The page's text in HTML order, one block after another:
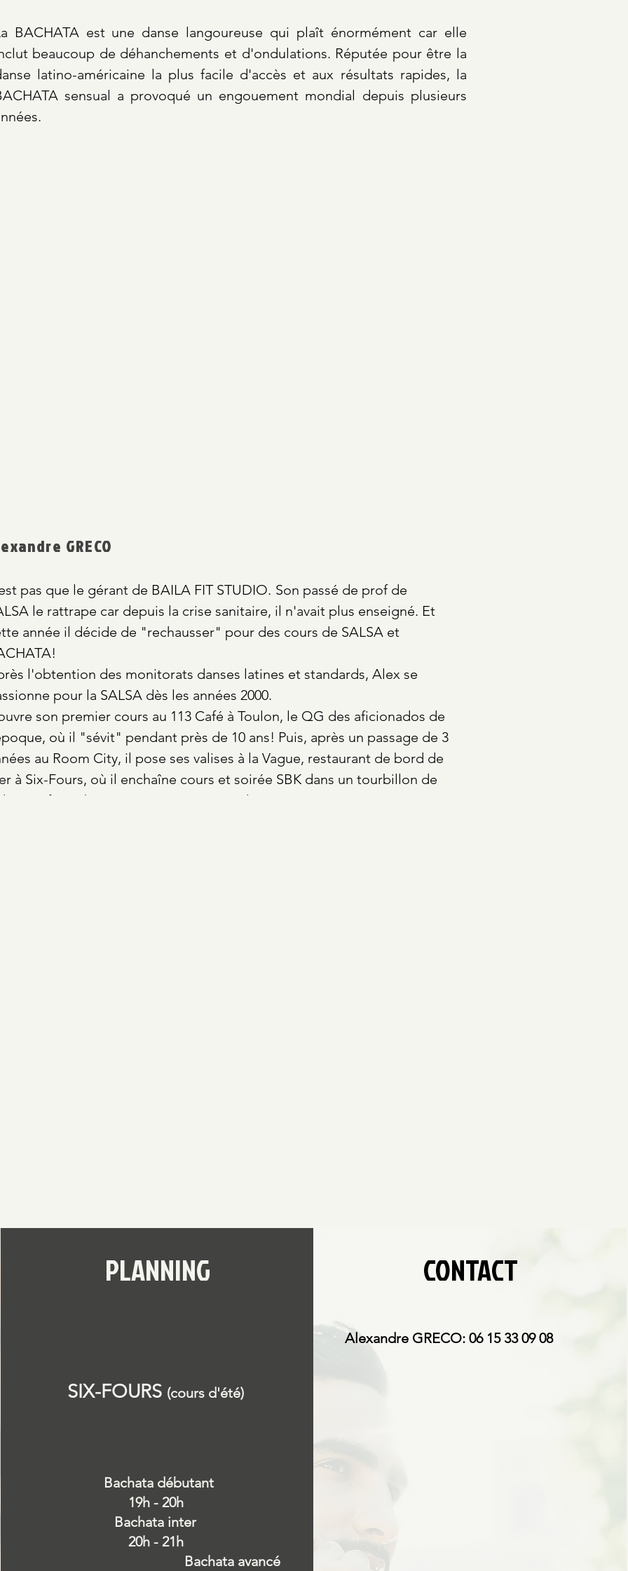
BACHATA est une danse langoureuse qui plaît énormément car elle
beaucoup de déhanchements et d'ondulations. Réputée pour être la
latino-américaine la plus facile d'accès et aux résultats rapides, la
sensual a provoqué un engouement mondial depuis plusieurs
GRECO
pas que le gérant de BAILA FIT STUDIO. Son passé de prof de
le rattrape car depuis la crise sanitaire, il n'avait plus enseigné. Et
année il décide de "rechausser" pour des cours de SALSA et
l'obtention des monitorats danses latines et standards, Alex se
pour la SALSA dès les années 2000.
son premier cours au 113 Café à Toulon, le QG des aficionados de
où il "sévit" pendant près de 10 ans! Puis, après un passage de 3
au Room City, il pose ses valises à la Vague, restaurant de bord de
à Six-Fours, où il enchaîne cours et soirée SBK dans un tourbillon de
afro-cubains
et autres sonorités dominicaines
PLANNING
SIX-FOURS (cours d'été)
débutant
- 20h
Bachata inter
- 21h
avancé
CONTACT
Alexandre GRECO: 06 15 33 09 08